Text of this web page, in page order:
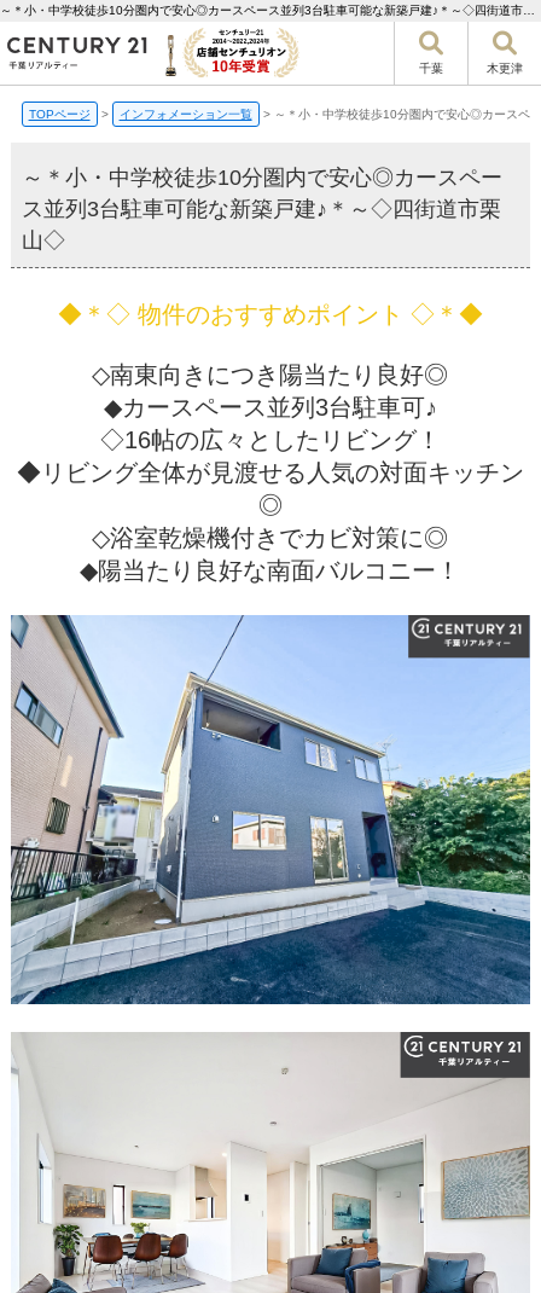
千葉 木更津
TOPページ > インフォメーション一覧 > ～＊小・中学校徒歩10分圏内で安心◎カースペ
～＊小・中学校徒歩10分圏内で安心◎カースペー
ス並列3台駐車可能な新築戸建♪＊～◇四街道市栗
山◇
◆＊◇ 物件のおすすめポイント ◇＊◆
◇南東向きにつき陽当たり良好◎
◆カースペース並列3台駐車可♪
◇16帖の広々としたリビング！
◆リビング全体が見渡せる人気の対面キッチン
◎
◇浴室乾燥機付きでカビ対策に◎
◆陽当たり良好な南面バルコニー！